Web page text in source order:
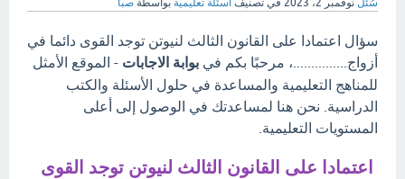
سُئل نوفمبر 2، 2023 في تصنيف أسئلة تعليمية بواسطة صبا
سؤال اعتمادا على القانون الثالث لنيوتن توجد القوى دائما في
أزواج...............، مرحبًا بكم في بوابة الاجابات - الموقع الأمثل
للمناهج التعليمية والمساعدة في حلول الأسئلة والكتب
الدراسية. نحن هنا لمساعدتك في الوصول إلى أعلى
المستويات التعليمية.
اعتمادا على القانون الثالث لنيوتن توجد القوى